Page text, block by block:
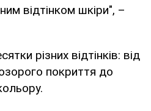
відтінком шкіри", –
різних відтінків: від
покриття до